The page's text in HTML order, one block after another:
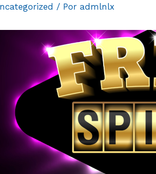
/ Poradmlnlx